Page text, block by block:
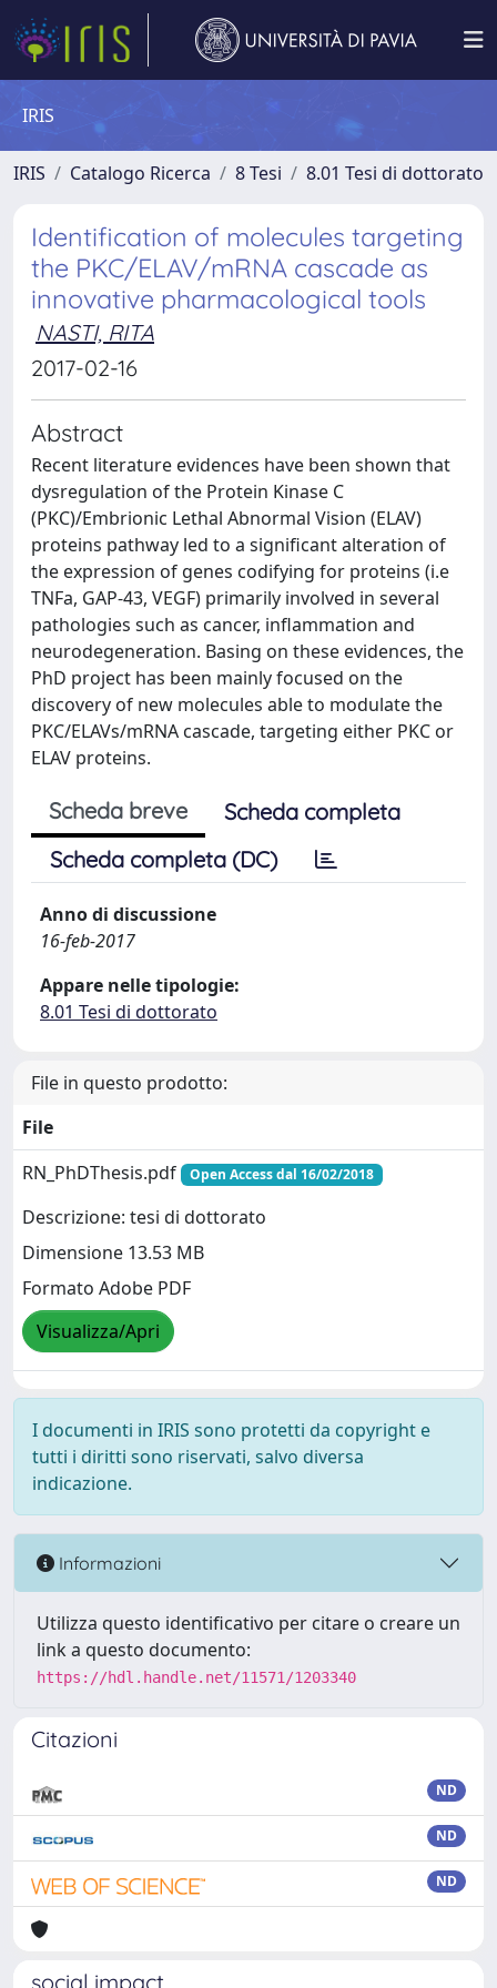
IRIS
IRIS Catalogo Ricerca 8 Tesi 8.01 Tesi di dottorato
Identification of molecules targeting
the PKC/ELAV/mRNA cascade as
innovative pharmacological tools
NASTI, RITA
2017-02-16
Abstract
Recent literature evidences have been shown that
dysregulation of the Protein Kinase C
(PKC)/Embrionic Lethal Abnormal Vision (ELAV)
proteins pathway led to a significant alteration of
the expression of genes codifying for proteins (i.e
TNFa, GAP-43, VEGF) primarily involved in several
pathologies such as cancer, inflammation and
neurodegeneration. Basing on these evidences, the
PhD project has been mainly focused on the
discovery of new molecules able to modulate the
PKC/ELAVs/mRNA cascade, targeting either PKC or
ELAV proteins.
Scheda breve
Scheda completa
Scheda completa (DC)
Anno di discussione
16-feb-2017
Appare nelle tipologie:
8.01 Tesi di dottorato
File in questo prodotto:
File
RN_PhDThesis.pdf
Open Access dal 16/02/2018
Descrizione: tesi di dottorato
Dimensione 13.53 MB
Formato Adobe PDF
Visualizza/Apri
I documenti in IRIS sono protetti da copyright e
tutti i diritti sono riservati, salvo diversa
indicazione.
Informazioni
Utilizza questo identificativo per citare o creare un
link a questo documento:
https://hdl.handle.net/11571/1203340
Citazioni
ND
ND
ND
social impact